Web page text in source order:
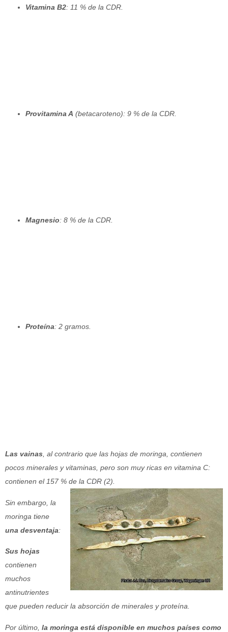
Vitamina B2: 11 % de la CDR.
Provitamina A (betacaroteno): 9 % de la CDR.
Magnesio: 8 % de la CDR.
Proteína: 2 gramos.
Las vainas, al contrario que las hojas de moringa, contienen
pocos minerales y vitaminas, pero son muy ricas en vitamina C:
contienen el 157 % de la CDR (2).
Sin embargo, la
moringa tiene
una desventaja:
Sus hojas
contienen
muchos
antinutrientes
que pueden reducir la absorción de minerales y proteína.
Por último, la moringa está disponible en muchos países como